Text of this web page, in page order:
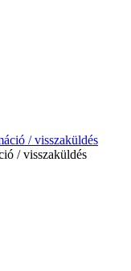
/ visszaküldés
/ visszaküldés